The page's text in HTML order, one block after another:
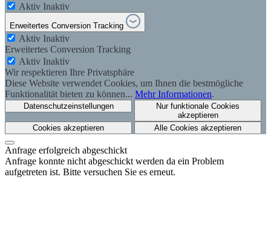
Aktiv Inaktiv
Erweitertes Conversion Tracking
Aktiv Inaktiv
Erweitertes Conversion Tracking
Aktiv Inaktiv
Wir respektieren Ihre Privatsphäre
Diese Website verwendet Cookies, um Ihnen die bestmögliche
Funktionalität bieten zu können... Mehr Informationen.
Datenschutzeinstellungen
Nur funktionale Cookies
akzeptieren
Cookies akzeptieren
Alle Cookies akzeptieren
Anfrage erfolgreich abgeschickt
Anfrage konnte nicht abgeschickt werden da ein Problem
aufgetreten ist. Bitte versuchen Sie es erneut.